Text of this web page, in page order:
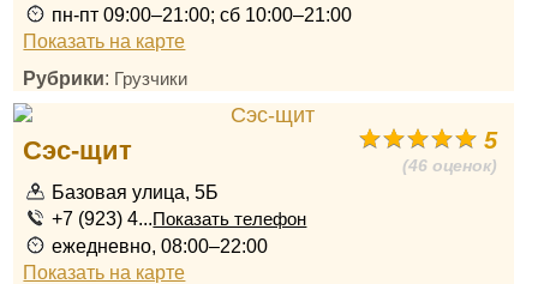
пн-пт 09:00–21:00; сб 10:00–21:00
Показать на карте
Рубрики: Грузчики
5
(46 оценок)
Сэс-щит
Базовая улица, 5Б
+7 (923) 4...Показать телефон
ежедневно, 08:00–22:00
Показать на карте